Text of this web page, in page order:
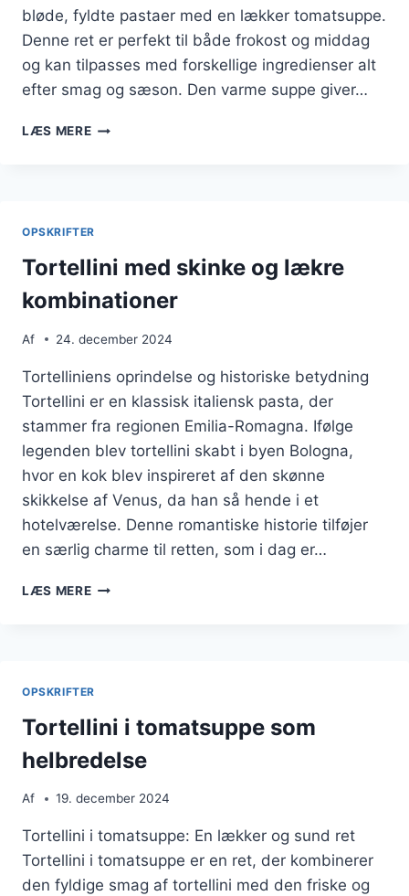
bløde, fyldte pastaer med en lækker tomatsuppe.
Denne ret er perfekt til både frokost og middag
og kan tilpasses med forskellige ingredienser alt
efter smag og sæson. Den varme suppe giver…
LÆS MERETORTELLINI
OPSKRIFTER
Tortellini med skinke og lækre
kombinationer
Af 24. december 2024
Tortelliniens oprindelse og historiske betydning
Tortellini er en klassisk italiensk pasta, der
stammer fra regionen Emilia-Romagna. Ifølge
legenden blev tortellini skabt i byen Bologna,
hvor en kok blev inspireret af den skønne
skikkelse af Venus, da han så hende i et
hotelværelse. Denne romantiske historie tilføjer
en særlig charme til retten, som i dag er…
LÆS MERETORTELLINI
OPSKRIFTER
Tortellini i tomatsuppe som
helbredelse
Af 19. december 2024
Tortellini i tomatsuppe: En lækker og sund ret
Tortellini i tomatsuppe er en ret, der kombinerer
den fyldige smag af tortellini med den friske og